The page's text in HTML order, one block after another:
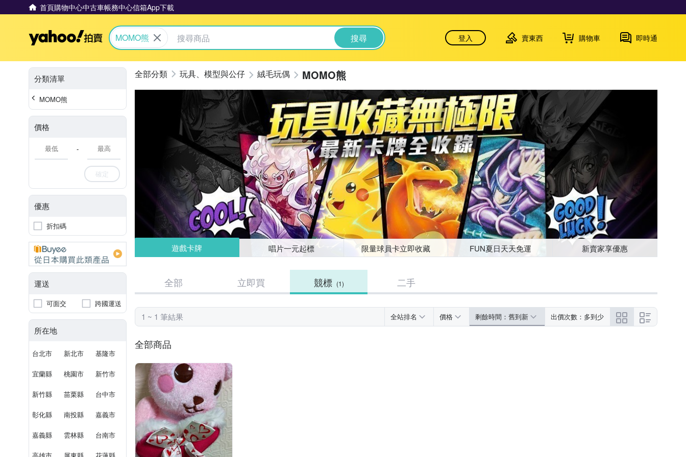
首頁購物中心中古車帳務中心信箱App下載
Yahoo拍賣
MOMO熊 搜尋 登入 賣東西 購物車 即時通
分類清單
MOMO熊
價格
-
確定
優惠
折扣碼
運送
可面交 跨國運送
所在地
台北市 新北市 基隆市
宜蘭縣 桃園市 新竹市
新竹縣 苗栗縣 台中市
彰化縣 南投縣 嘉義市
嘉義縣 雲林縣 台南市
玩具、模型與公仔 絨毛玩偶 MOMO熊
遊戲卡牌 唱片一元起標 限量球員卡立即收藏 FUN夏日天天免運 新賣家享優惠
全部 立即買 競標 (1) 二手
1 ~ 1 筆結果 全站排名 價格 剩餘時間：舊到新 出價次數：多到少
全部商品